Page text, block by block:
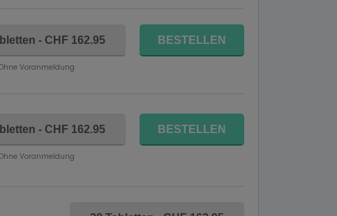
- CHF 162.95
Voranmeldung
BESTELLEN
- CHF 162.95
Voranmeldung
BESTELLEN